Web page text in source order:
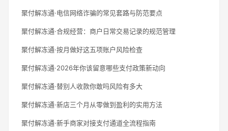
聚付解冻通·电信网络诈骗的常见套路与防范要点
聚付解冻通·合规经营：商户日常交易记录的规范管理
聚付解冻通·按月做好这五项账户风险检查
聚付解冻通·2026年你该留意哪些支付政策新动向
聚付解冻通·替别人收款你敢吗风险有多大
聚付解冻通·新店三个月从零做到盈利的实用方法
聚付解冻通·新手商家对接支付通道全流程指南